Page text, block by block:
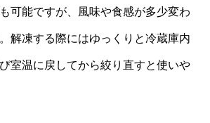
可能ですが、風味や食感が多少変わ
解凍する際にはゆっくりと冷蔵庫内
室温に戻してから絞り直すと使いや